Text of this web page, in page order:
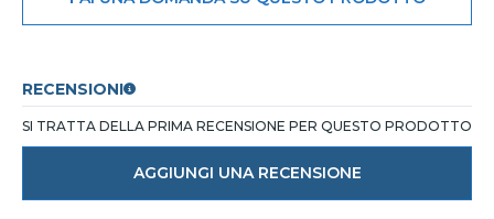
RECENSIONI
SI TRATTA DELLA PRIMA RECENSIONE PER QUESTO PRODOTTO
AGGIUNGI UNA RECENSIONE